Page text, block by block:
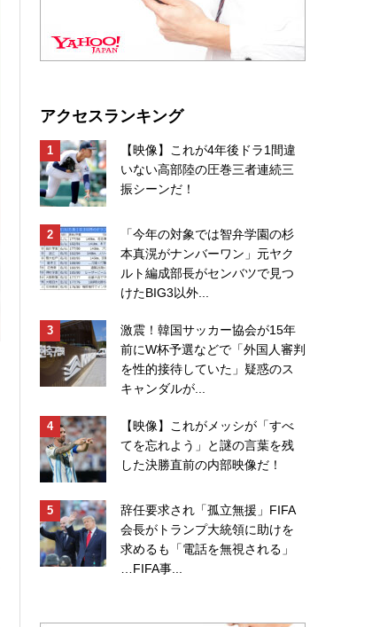
アクセスランキング
【映像】これが4年後ドラ1間違
いない高部陸の圧巻三者連続三
振シーンだ！
「今年の対象では智弁学園の杉
本真滉がナンバーワン」元ヤク
ルト編成部長がセンバツで見つ
けたBIG3以外...
激震！韓国サッカー協会が15年
前にW杯予選などで「外国人審判
を性的接待していた」疑惑のス
キャンダルが...
【映像】これがメッシが「すべ
てを忘れよう」と謎の言葉を残
した決勝直前の内部映像だ！
辞任要求され「孤立無援」FIFA
会長がトランプ大統領に助けを
求めるも「電話を無視される」
…FIFA事...